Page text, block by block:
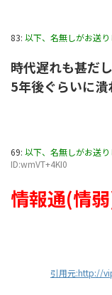
83: 以下、名無しがお送
時代遅れも甚だ
5年後ぐらいに
69: 以下、名無しがお送
ID:wmVT+4KI0
情報通(情
引用元:http://